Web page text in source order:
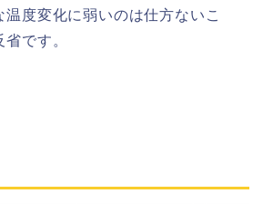
度変化に弱いのは仕方ないこ
です。